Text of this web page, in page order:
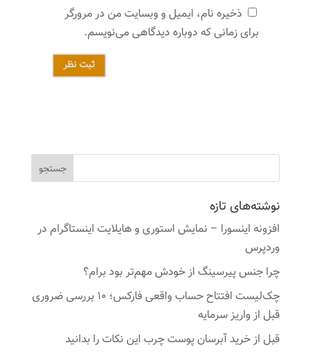
ذخیره نام، ایمیل و وبسایت من در مرورگر
برای زمانی که دوباره دیدگاهی می‌نویسم.
ثبت نظر
نوشته‌های تازه
افزونه اینسورا – نمایش استوری و هایلایت اینستاگرام در
وردپرس
چرا جنس پیرسینگ از خودش مهم‌تر بود برام؟
چک‌لیست افتتاح حساب واقعی فارکس؛ ۱۰ بررسی ضروری
قبل از واریز سرمایه
قبل از خرید آبرسان پوست چرب این نکات را بدانید